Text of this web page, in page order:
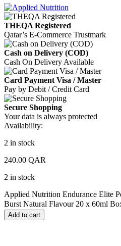
THEQA Registered
Qatar’s E-Commerce Trustmark
Cash on Delivery (COD)
Cash On Delivery Available
Card Payment Visa / Master
Pay by Debit / Credit Card
Secure Shopping
Your data is always protected
Availability:
2 in stock
240.00 QAR
2 in stock
Applied Nutrition Endurance Elite
Burst Natural Flavour 20 x 60ml
Add to cart